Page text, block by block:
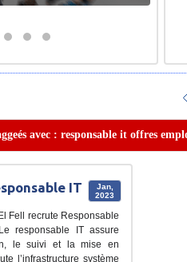
avec : responsable it offres
Jan,
2023
IT
Fell recrute Responsable
responsable IT assure
le suivi et la mise en
l’infrastructure système